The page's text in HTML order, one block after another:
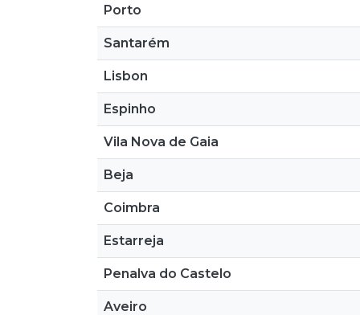
Porto
Santarém
Lisbon
Espinho
Vila Nova de Gaia
Beja
Coimbra
Estarreja
Penalva do Castelo
Aveiro